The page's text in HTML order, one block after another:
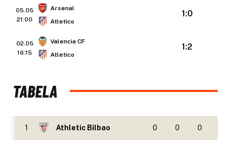
05.05
21:00
Arsenal
Atletico
1:0
02.05
16:15
Valencia CF
Atletico
1:2
TABELA
1 Athletic Bilbao 0 0 0